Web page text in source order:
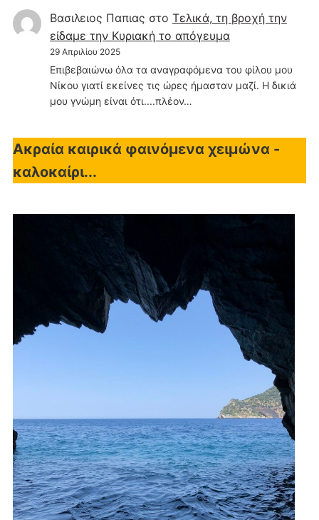
Βασιλειος Παπιας στο Τελικά, τη βροχή την
είδαμε την Κυριακή το απόγευμα
29 Απριλίου 2025
Επιβεβαιώνω όλα τα αναγραφόμενα του φίλου μου
Νίκου γιατί εκείνες τις ώρες ήμασταν μαζί. Η δικιά
μου γνώμη είναι ότι....πλέον…
Ακραία καιρικά φαινόμενα χειμώνα -
καλοκαίρι...